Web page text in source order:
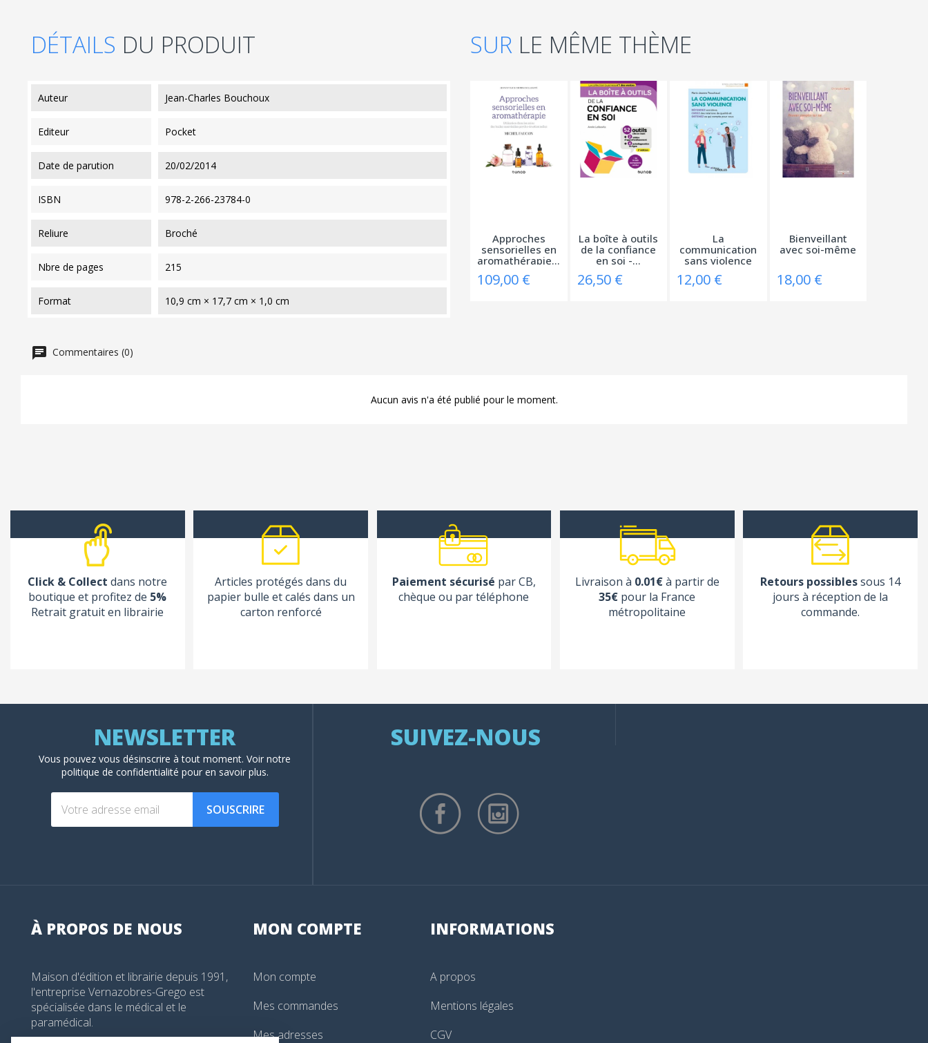
DÉTAILS DU PRODUIT
auteur Jean-Charles Bouchoux
editeur Pocket
date de parution 20/02/2014
ISBN 978-2-266-23784-0
reliure Broché
nbre de pages 215
format 10,9 cm × 17,7 cm × 1,0 cm
SUR LE MÊME THÈME
Approches
sensorielles en
aromathérapie:...
109,00 €
La boîte à outils
de la confiance
en soi -...
26,50 €
La
communication
sans violence
12,00 €
Bienveillant
avec soi-même
18,00 €
Commentaires (0)
Aucun avis n'a été publié pour le moment.
Click & Collect dans notre
boutique et profitez de 5%
Retrait gratuit en librairie
Articles protégés dans du
papier bulle et calés dans un
carton renforcé
Paiement sécurisé par CB,
chèque ou par téléphone
Livraison à 0.01€à partir de
35€ pour la France
métropolitaine
Retours possiblessous 14
jours à réception de la
commande.
Vous pouvez vous désinscrire à tout moment. Voirnotre
politique de confidentialité pour en savoir plus.
SOUSCRIRE
SUIVEZ-NOUS
À PROPOS DE NOUS
Maison d'édition et librairie depuis 1991,
l'entreprise Vernazobres-Grego est
spécialisée dans le médical et le
paramédical.
MON COMPTE
Mon compte
Mes commandes
Mes adresses
INFORMATIONS
A propos
Mentions légales
CGV